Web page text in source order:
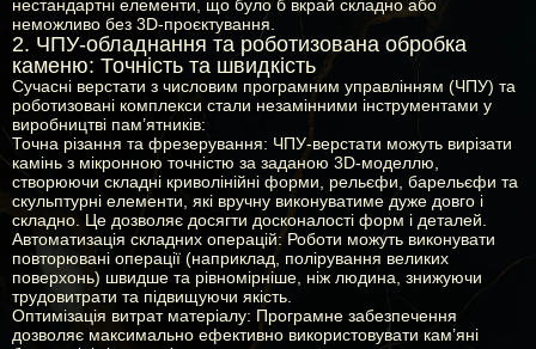
нестандартні елементи, що було б вкрай складно або
неможливо без 3D-проєктування.
2. ЧПУ-обладнання та роботизована обробка
каменю: Точність та швидкість
Сучасні верстати з числовим програмним управлінням (ЧПУ) та
роботизовані комплекси стали незамінними інструментами у
виробництві пам’ятників:
Точна різання та фрезерування: ЧПУ-верстати можуть вирізати
камінь з мікронною точністю за заданою 3D-моделлю,
створюючи складні криволінійні форми, рельєфи, барельєфи та
скульптурні елементи, які вручну виконуватиме дуже довго і
складно. Це дозволяє досягти досконалості форм і деталей.
Автоматизація складних операцій:Роботи можуть виконувати
повторювані операції (наприклад, полірування великих
поверхонь) швидше та рівномірніше, ніж людина, знижуючи
трудовитрати та підвищуючи якість.
Оптимізація витрат матеріалу: Програмне забезпечення
дозволяє максимально ефективно використовувати кам’яні